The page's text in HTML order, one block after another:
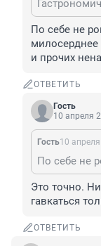
По себе не
и прочих
ОТВЕТИТЬ
Гость
10 апреля
Гость10
Это точно.
гавкаться
ОТВЕТИТЬ